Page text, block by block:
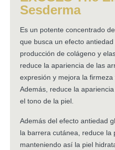
Sesderma
Es un potente concentrado
que busca un efecto
producción de colágeno y
reduce la apariencia de las
expresión y mejora la firmeza
Además, reduce la
el tono de la piel.
Además del efecto antiedad
la barrera cutánea, reduce la
manteniendo así la piel